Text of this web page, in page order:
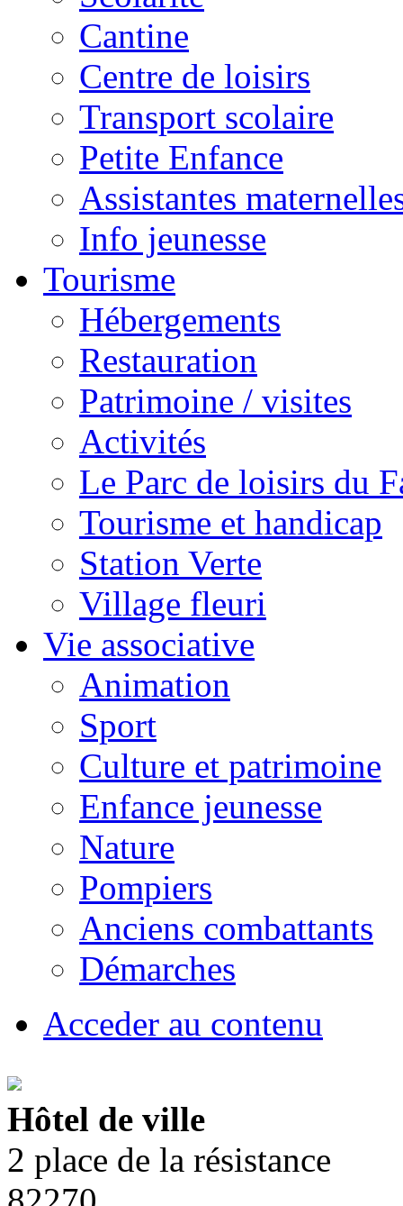
Cantine
Centre de loisirs
Transport scolaire
Petite Enfance
Assistantes
Info jeunesse
Tourisme
Hébergements
Restauration
Patrimoine / visites
Activités
Le Parc de loisirs du
Tourisme et handicap
Station Verte
Village fleuri
Vie associative
Animation
Sport
Culture et patrimoine
Enfance jeunesse
Nature
Pompiers
Anciens combattants
Démarches
Acceder au contenu
Hôtel de ville
2 place de la résistance